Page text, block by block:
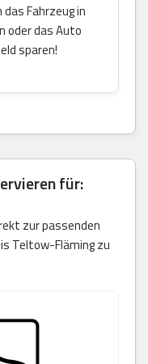
Fahrzeug in
oder das Auto
sparen!
für:
zur passenden
Teltow-Fläming zu